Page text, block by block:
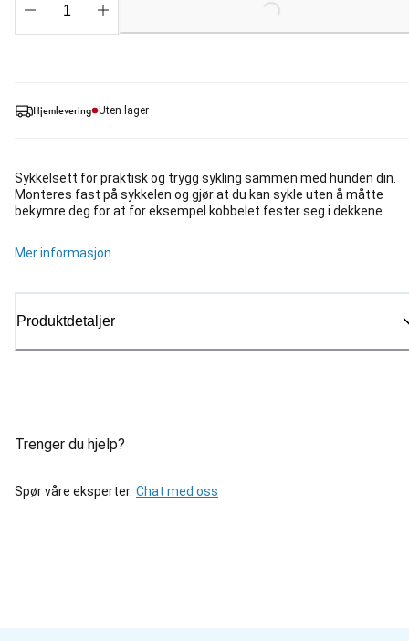
Hjemlevering Uten lager
Sykkelsett for praktisk og trygg sykling sammen med hunden din.
Monteres fast på sykkelen og gjør at du kan sykle uten å måtte
bekymre deg for at for eksempel kobbelet fester seg i dekkene.
Mer informasjon
Produktdetaljer
Trenger du hjelp?
Spør våre eksperter. Chat med oss